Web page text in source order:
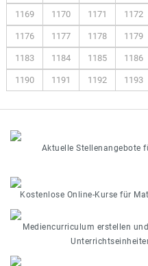
1169 1170 1171 1172
1176 1177 1178 1179
1183 1184 1185 1186
1190 1191 1192 1193
Aktuelle Stellenangebote
Kostenlose Online-Kurse für
Mediencurriculum erstellen